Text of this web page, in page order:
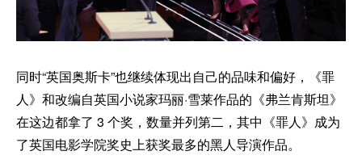
同时“英国奥斯卡”也继续体现出自己的品味和偏好，《罪
人》和改编自英国小说家玛丽·雪莱作品的《弗兰肯斯坦》
在这边都拿了 3 个奖，数量并列第二，其中《罪人》成为
了英国电影学院奖史上获奖最多的黑人导演作品。